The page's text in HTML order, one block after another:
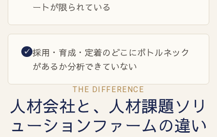
ートが限られている
✓ 採用・育成・定着のどこにボトルネック
があるか分析できていない
THE DIFFERENCE
人材会社と、人材課題ソリ
ューションファームの違い